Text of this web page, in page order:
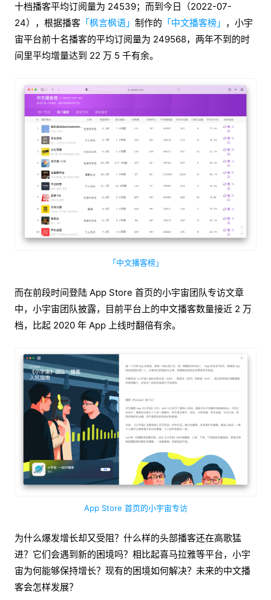
十档播客平均订阅量为 24539；而到今日（2022-07-
24），根据播客 「枫言枫语」 制作的 「中文播客榜」 ，小宇
宙平台前十名播客的平均订阅量为 249568，两年不到的时
间里平均增量达到 22 万 5 千有余。
「中文播客榜」
而在前段时间登陆 App Store 首页的小宇宙团队专访文章
中，小宇宙团队披露，目前平台上的中文播客数量接近 2 万
档，比起 2020 年 App 上线时翻倍有余。
App Store 首页的小宇宙专访
为什么爆发增长却又受阻？什么样的头部播客还在高歌猛
进？它们会遇到新的困境吗？相比起喜马拉雅等平台，小宇
宙为何能够保持增长？现有的困境如何解决？未来的中文播
客会怎样发展？